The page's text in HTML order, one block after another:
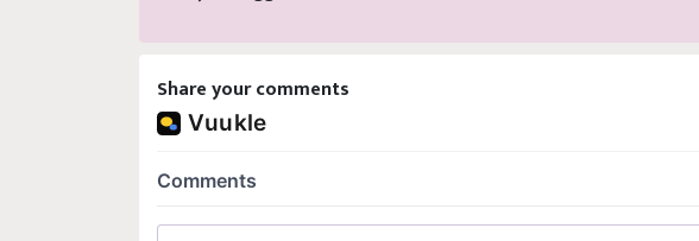
Share your comments